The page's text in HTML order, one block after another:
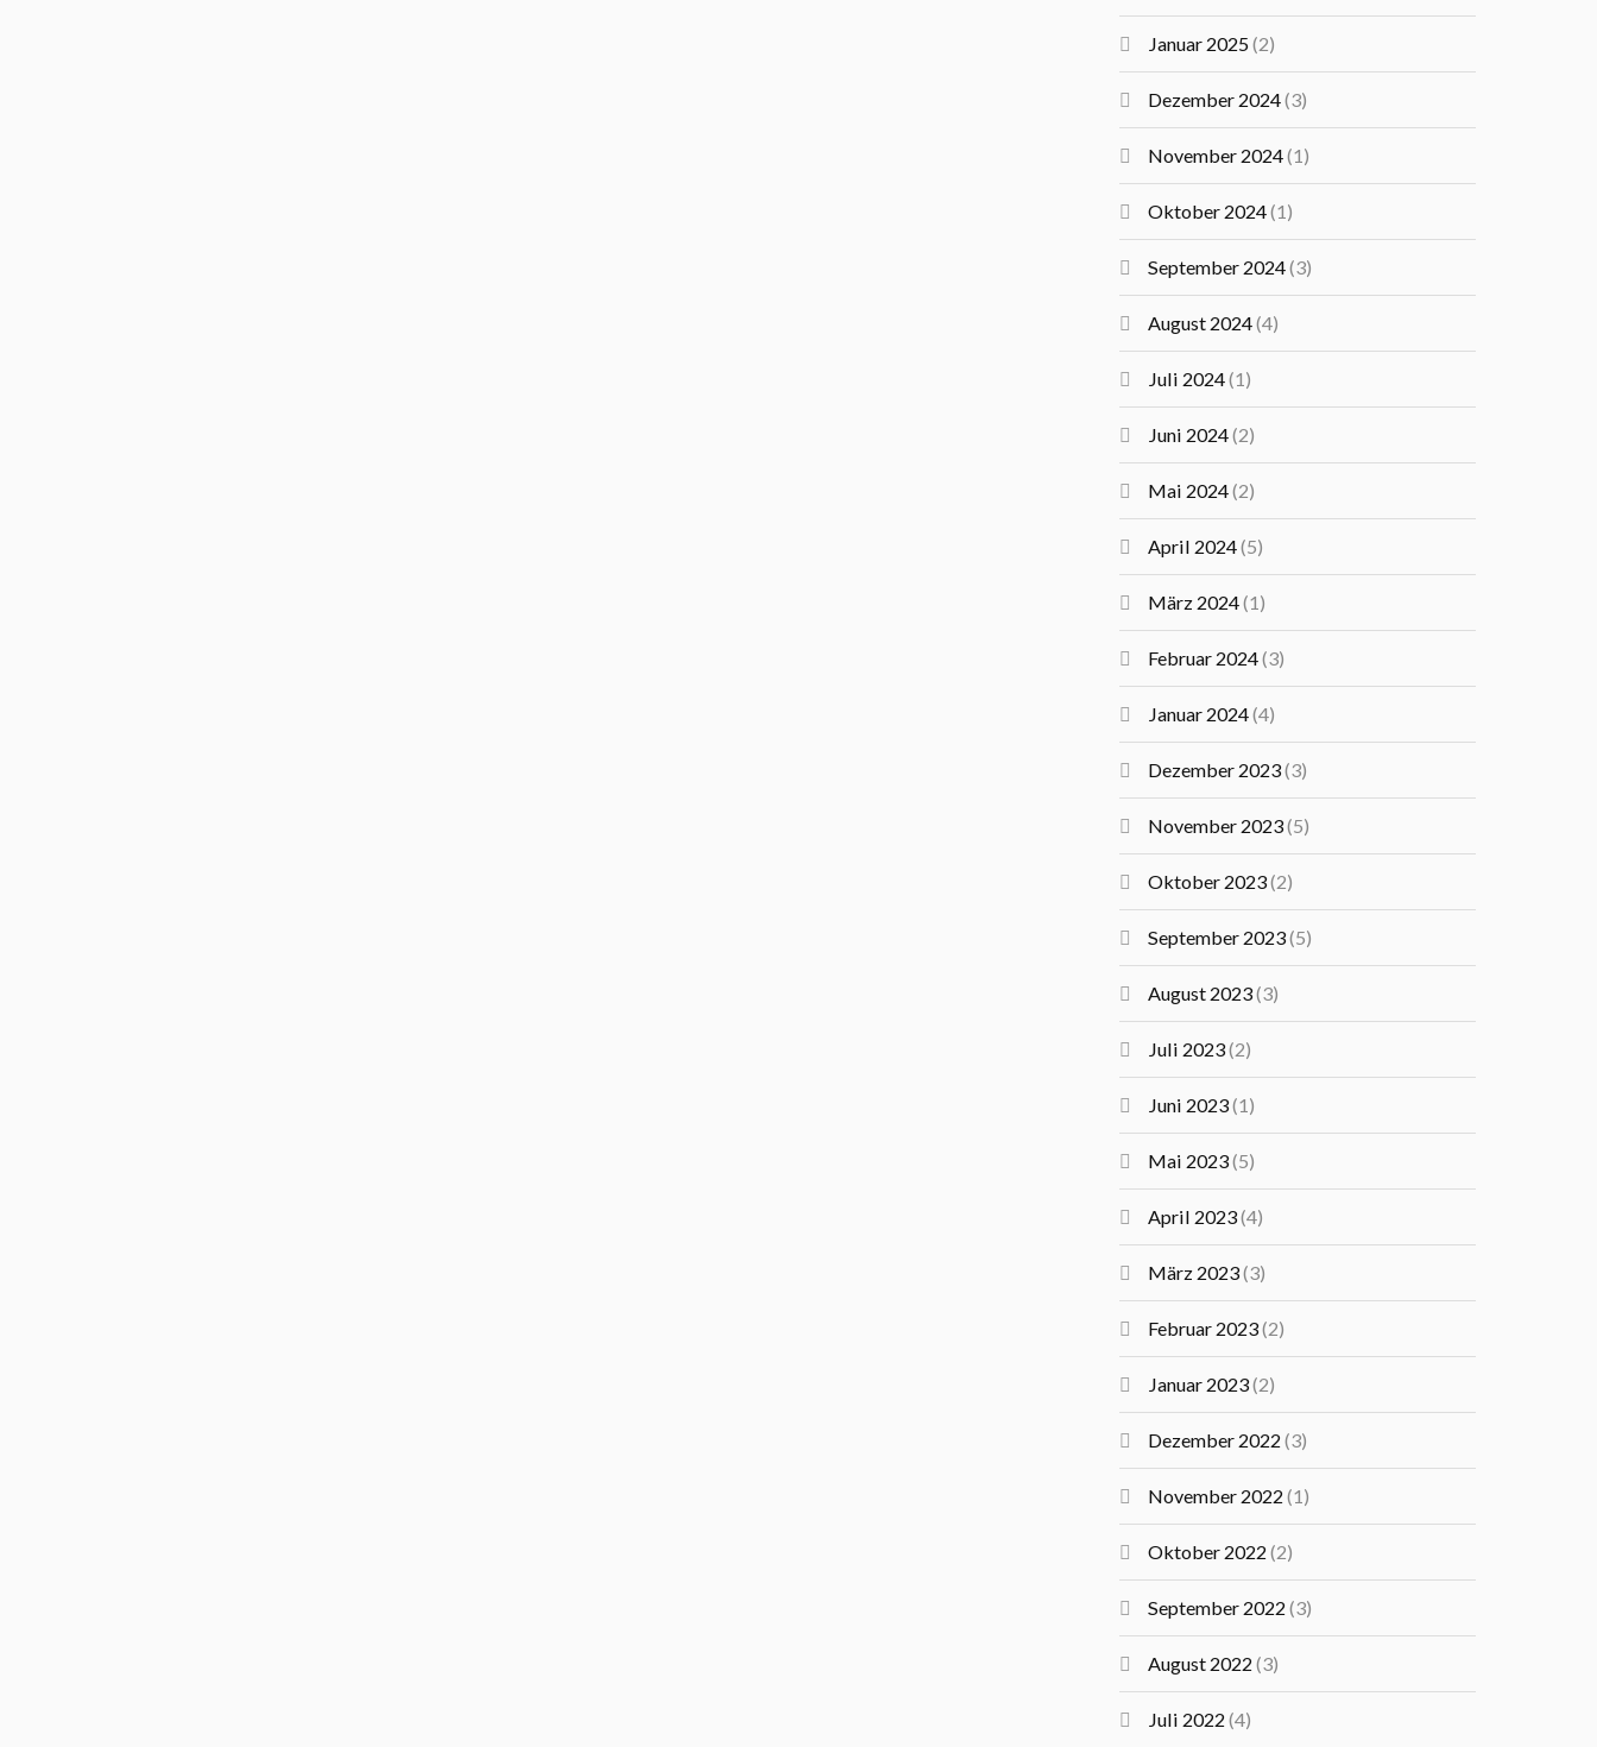
Januar 2025(2)
Dezember 2024(3)
November 2024(1)
Oktober 2024(1)
September 2024(3)
August 2024(4)
Juli 2024(1)
Juni 2024(2)
Mai 2024(2)
April 2024(5)
März 2024(1)
Februar 2024(3)
Januar 2024(4)
Dezember 2023(3)
November 2023(5)
Oktober 2023(2)
September 2023(5)
August 2023(3)
Juli 2023(2)
Juni 2023(1)
Mai 2023(5)
April 2023(4)
März 2023(3)
Februar 2023(2)
Januar 2023(2)
Dezember 2022 (3)
November 2022 (1)
Oktober 2022 (2)
September 2022 (3)
August 2022 (3)
Juli 2022 (4)